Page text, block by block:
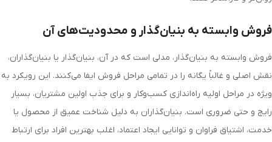
فروش وابسته به بنیان‌گذار و محدودیت‌های آن
فروش وابسته به بنیان‌گذار، مدلی است که در آن، بنیان‌گذار یا بنیان‌گذاران،
نقش اصلی و غالباً یگانه را در تمامی مراحل فروش ایفا می‌کنند. این رویکرد به
ویژه در مراحل اولیه راه‌اندازی کسب‌وکار و برای جذب اولین مشتریان، بسیار
رایج و حتی ضروری است. بنیان‌گذاران به دلیل شناخت عمیق از محصول یا
خدمت، اشتیاق فراوان و توانایی ایجاد اعتماد، اغلب بهترین افراد برای ارتباط